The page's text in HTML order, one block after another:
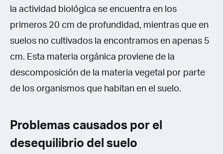
la actividad biológica se encuentra en los
primeros 20 cm de profundidad, mientras que en
suelos no cultivados la encontramos en apenas 5
cm. Esta materia orgánica proviene de la
descomposición de la materia vegetal por parte
de los organismos que habitan en el suelo.
Problemas causados por el
desequilibrio del suelo